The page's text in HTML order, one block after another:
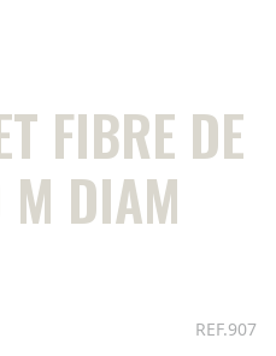
FIBRE DE
DIAM
REF.907